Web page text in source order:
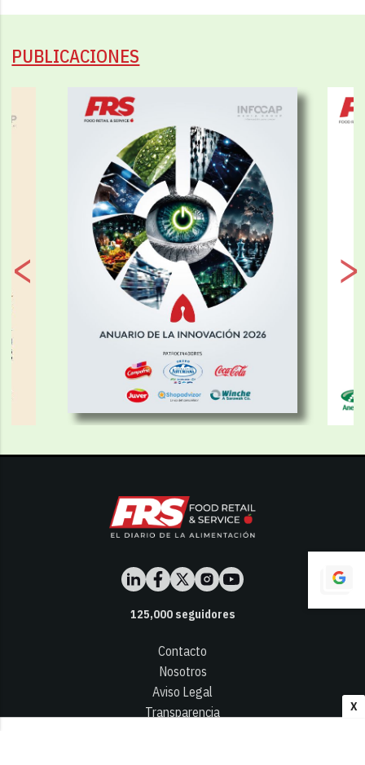
X
PUBLICACIONES
125,000seguidores
Contacto
Nosotros
Aviso Legal
Transparencia